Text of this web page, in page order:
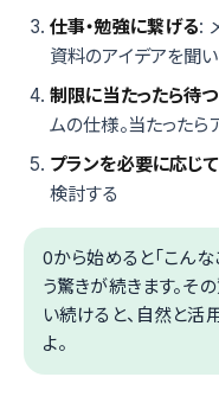
仕事・勉強に繋げる:
資料のアイデアを聞
制限に当たったら待
ムの仕様。当たった
プランを必要に応じ
検討する
0から始めると「こん
う驚きが続きます。そ
い続けると、自然と活
よ。